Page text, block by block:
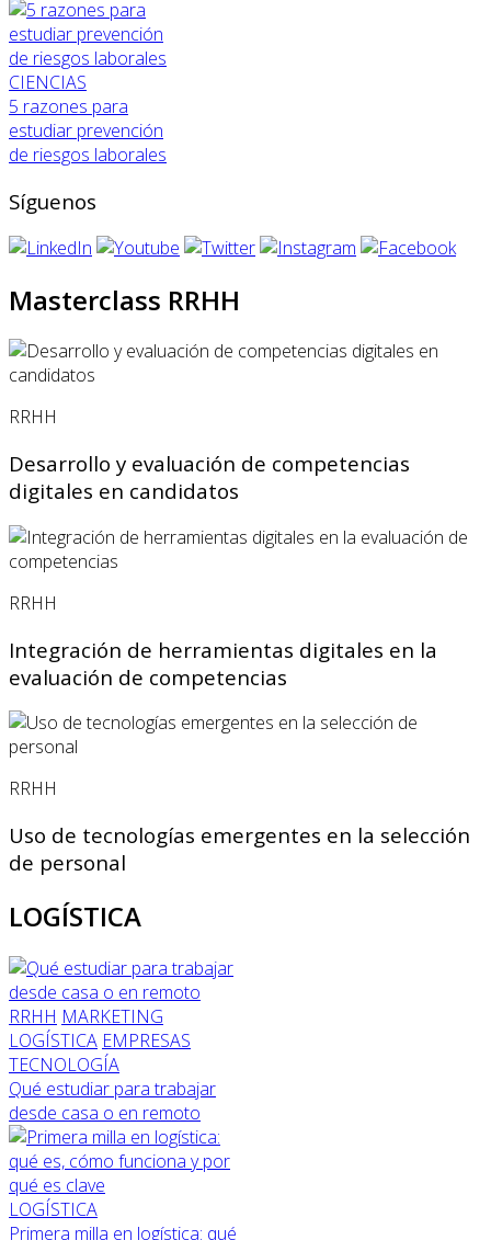
CIENCIAS
5 razones para
estudiar prevención
de riesgos laborales
Síguenos
Masterclass RRHH
RRHH
Desarrollo y evaluación de competencias
digitales en candidatos
RRHH
Integración de herramientas digitales en la
evaluación de competencias
RRHH
Uso de tecnologías emergentes en la selección
de personal
LOGÍSTICA
RRHH MARKETING
LOGÍSTICA EMPRESAS
TECNOLOGÍA
Qué estudiar para trabajar
desde casa o en remoto
LOGÍSTICA
Primera milla en logística: qué